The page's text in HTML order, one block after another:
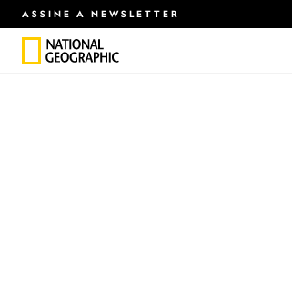
ASSINE A NEWSLETTER